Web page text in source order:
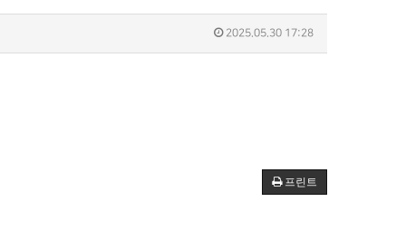
2025.05.30 17:28
프린트